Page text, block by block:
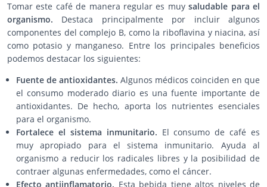
Tomar este café de manera regular es muysaludable para el
organismo. Destaca principalmente por incluir algunos
componentes del complejo B, como la riboflavina y niacina, así
como potasio y manganeso. Entre los principales beneficios
podemos destacar los siguientes:
Fuente de antioxidantes. Algunos médicos coinciden en que
el consumo moderado diario es una fuente importante de
antioxidantes. De hecho, aporta los nutrientes esenciales
para el organismo.
Fortalece el sistema inmunitario. El consumo de café es
muy apropiado para el sistema inmunitario. Ayuda al
organismo a reducir los radicales libres y la posibilidad de
contraer algunas enfermedades, como el cáncer.
Efecto antiinflamatorio. Esta bebida tiene altos niveles de